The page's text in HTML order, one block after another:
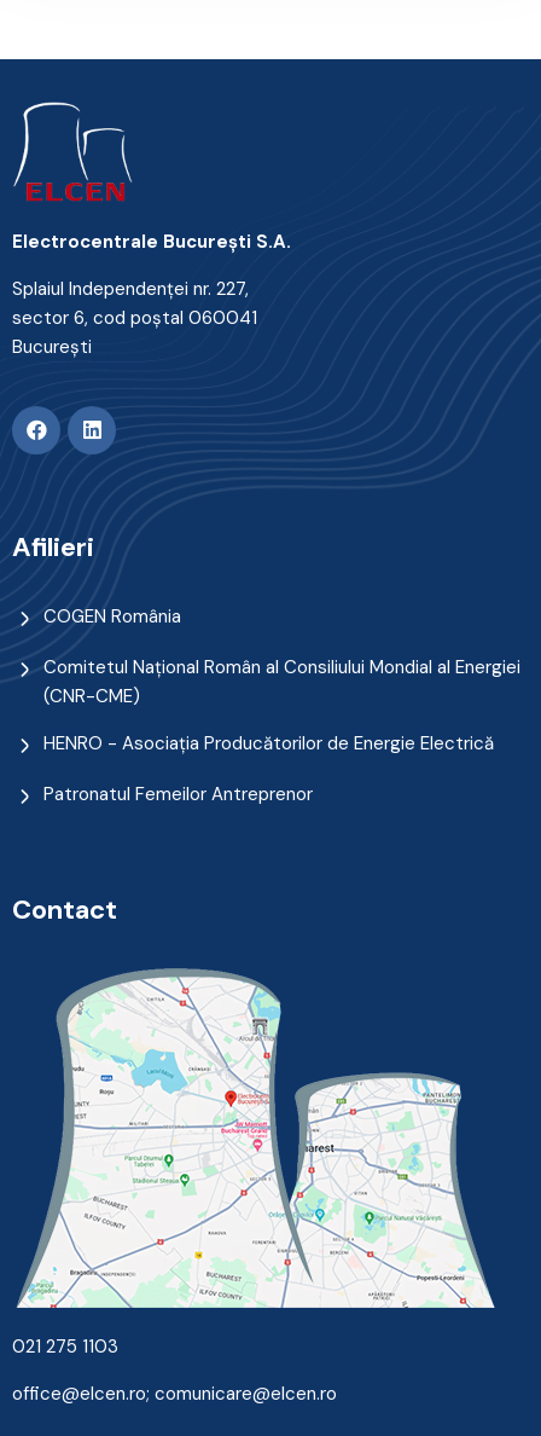
Electrocentrale Bucureşti S.A.
Splaiul Independenţei nr. 227,
sector 6, cod poştal 060041
Bucureşti
Afilieri
COGEN România
Comitetul Naţional Român al Consiliului Mondial al Energiei
(CNR-CME)
HENRO - Asociația Producătorilor de Energie Electrică
Patronatul Femeilor Antreprenor
Contact
021 275 1103
office@elcen.ro; comunicare@elcen.ro